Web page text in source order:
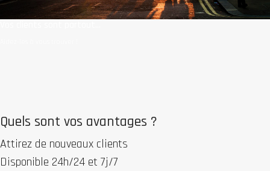
Quels sont vos avantages ?
Attirez de nouveaux clients
Disponible 24h/24 et 7j/7